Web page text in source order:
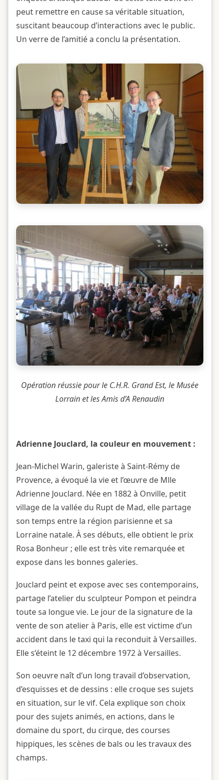
peut remettre en cause sa véritable situation,
suscitant beaucoup d’interactions avec le public.
Un verre de l’amitié a conclu la présentation.
Opération réussie pour le C.H.R. Grand Est, le Musée
Lorrain et les Amis d’A Renaudin
Adrienne Jouclard, la couleur en mouvement :
Jean-Michel Warin, galeriste à Saint-Rémy de
Provence, a évoqué la vie et l’œuvre de Mlle
Adrienne Jouclard. Née en 1882 à Onville, petit
village de la vallée du Rupt de Mad, elle partage
son temps entre la région parisienne et sa
Lorraine natale. À ses débuts, elle obtient le prix
Rosa Bonheur ; elle est très vite remarquée et
expose dans les bonnes galeries.
Jouclard peint et expose avec ses contemporains,
partage l’atelier du sculpteur Pompon et peindra
toute sa longue vie. Le jour de la signature de la
vente de son atelier à Paris, elle est victime d’un
accident dans le taxi qui la reconduit à Versailles.
Elle s’éteint le 12 décembre 1972 à Versailles.
Son oeuvre naît d’un long travail d’observation,
d’esquisses et de dessins : elle croque ses sujets
en situation, sur le vif. Cela explique son choix
pour des sujets animés, en actions, dans le
domaine du sport, du cirque, des courses
hippiques, les scènes de bals ou les travaux des
champs.